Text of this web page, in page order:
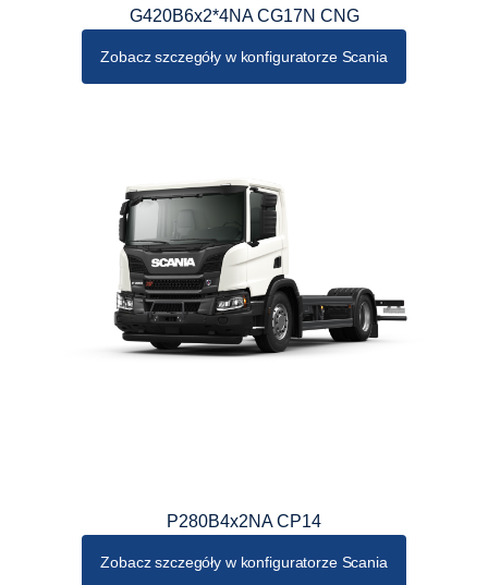
G420B6x2*4NA CG17N CNG
Zobacz szczegóły w konfiguratorze Scania
P280B4x2NA CP14
Zobacz szczegóły w konfiguratorze Scania